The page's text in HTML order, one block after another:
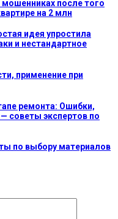
после того
на 2 млн
идея упростила
и нестандартное
применение при
ремонта: Ошибки,
советы экспертов по
по выбору материалов